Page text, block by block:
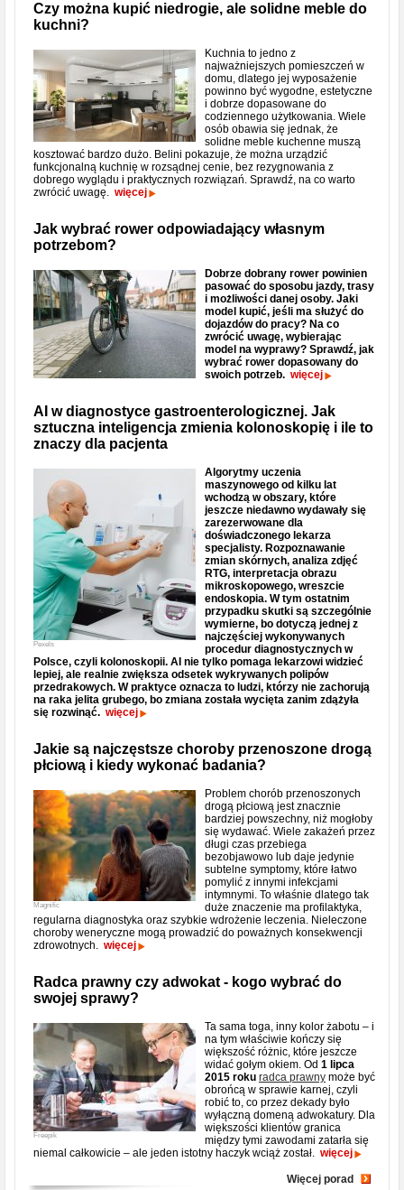
Czy można kupić niedrogie, ale solidne meble do
kuchni?
Kuchnia to jedno z
najważniejszych pomieszczeń w
domu, dlatego jej wyposażenie
powinno być wygodne, estetyczne
i dobrze dopasowane do
codziennego użytkowania. Wiele
osób obawia się jednak, że
solidne meble kuchenne muszą
kosztować bardzo dużo. Belini pokazuje, że można urządzić
funkcjonalną kuchnię w rozsądnej cenie, bez rezygnowania z
dobrego wyglądu i praktycznych rozwiązań. Sprawdź, na co warto
zwrócić uwagę. więcej
Jak wybrać rower odpowiadający własnym
potrzebom?
Dobrze dobrany rower powinien
pasować do sposobu jazdy, trasy
i możliwości danej osoby. Jaki
model kupić, jeśli ma służyć do
dojazdów do pracy? Na co
zwrócić uwagę, wybierając
model na wyprawy? Sprawdź, jak
wybrać rower dopasowany do
swoich potrzeb. więcej
AI w diagnostyce gastroenterologicznej. Jak
sztuczna inteligencja zmienia kolonoskopię i ile to
znaczy dla pacjenta
Pexels
Algorytmy uczenia
maszynowego od kilku lat
wchodzą w obszary, które
jeszcze niedawno wydawały się
zarezerwowane dla
doświadczonego lekarza
specjalisty. Rozpoznawanie
zmian skórnych, analiza zdjęć
RTG, interpretacja obrazu
mikroskopowego, wreszcie
endoskopia. W tym ostatnim
przypadku skutki są szczególnie
wymierne, bo dotyczą jednej z
najczęściej wykonywanych
procedur diagnostycznych w
Polsce, czyli kolonoskopii. AI nie tylko pomaga lekarzowi widzieć
lepiej, ale realnie zwiększa odsetek wykrywanych polipów
przedrakowych. W praktyce oznacza to ludzi, którzy nie zachorują
na raka jelita grubego, bo zmiana została wycięta zanim zdążyła
się rozwinąć. więcej
Jakie są najczęstsze choroby przenoszone drogą
płciową i kiedy wykonać badania?
Magnific
Problem chorób przenoszonych
drogą płciową jest znacznie
bardziej powszechny, niż mogłoby
się wydawać. Wiele zakażeń przez
długi czas przebiega
bezobjawowo lub daje jedynie
subtelne symptomy, które łatwo
pomylić z innymi infekcjami
intymnymi. To właśnie dlatego tak
duże znaczenie ma profilaktyka,
regularna diagnostyka oraz szybkie wdrożenie leczenia. Nieleczone
choroby weneryczne mogą prowadzić do poważnych konsekwencji
zdrowotnych. więcej
Radca prawny czy adwokat - kogo wybrać do
swojej sprawy?
Freepik
Ta sama toga, inny kolor żabotu – i
na tym właściwie kończy się
większość różnic, które jeszcze
widać gołym okiem. Od 1 lipca
2015 roku radca prawny może być
obrońcą w sprawie karnej, czyli
robić to, co przez dekady było
wyłączną domeną adwokatury. Dla
większości klientów granica
między tymi zawodami zatarła się
niemal całkowicie – ale jeden istotny haczyk wciąż został. więcej
Więcej porad